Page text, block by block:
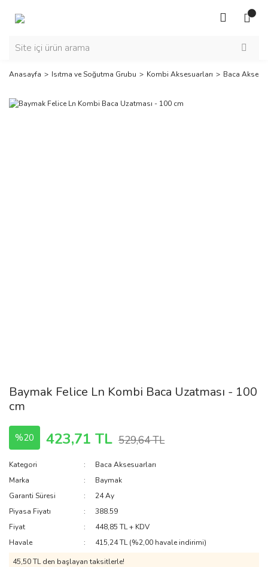
Anasayfa Isıtma ve Soğutma Grubu Kombi Aksesuarları Baca
Baymak Felice Ln Kombi Baca Uzatması - 100
cm
%20 423,71 TL 529,64 TL
Kategori
Baca Aksesuarları
Marka
Baymak
Garanti Süresi
24 Ay
Piyasa Fiyatı
388.59
Fiyat
448,85 TL + KDV
Havale
415,24 TL (%2,00 havale indirimi)
45,50 TL den başlayan taksitlerle!